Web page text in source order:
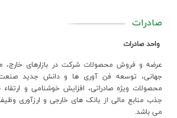
مسئولیت های اجتماعی
صادرات
واحد صادرات
عرضه و فروش محصولات شرکت در بازارهاي خارج،
جهاني، توسعه فن آ‌وري ها و دانش جديد صنعت
محصولات ويژه صادراتي، افزايش خوشنامي و
جذب منابع مالي از بانک هاي خارجي و ارزآوری
مي باشد.